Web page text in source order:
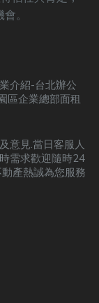
。
介紹-台北辦公
區企業總部面租
意見.當日客服人
需求歡迎隨時24
產熱誠為您服務